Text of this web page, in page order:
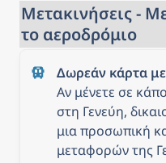
Μετακινήσεις -
το αεροδρόμιο
Αν μένετε σε
στη Γενεύη,
μια προσωπική
μεταφορών της